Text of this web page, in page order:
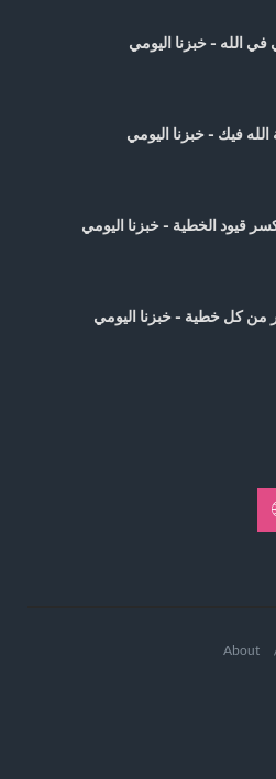
في الله - خبزنا اليومي
فيك - خبزنا اليومي
قيود الخطية - خبزنا اليومي
من كل خطية - خبزنا اليومي
About